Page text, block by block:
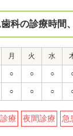
科の診療時間
月 火 水
○ ○ ○
○ ○ ○
療 夜間診療 急